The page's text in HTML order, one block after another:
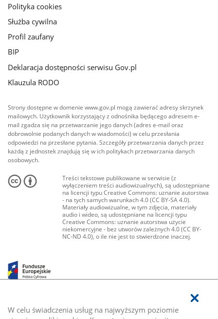
W celu świadczenia usług na najwyższym poziomie
Polityka cookies
Służba cywilna
Profil zaufany
BIP
Deklaracja dostępności serwisu Gov.pl
Klauzula RODO
Strony dostępne w domenie www.gov.pl mogą zawierać adresy skrzynek
mailowych. Użytkownik korzystający z odnośnika będącego adresem e-
mail zgadza się na przetwarzanie jego danych (adres e-mail oraz
dobrowolnie podanych danych w wiadomości) w celu przesłania
odpowiedzi na przesłane pytania. Szczegóły przetwarzania danych przez
każdą z jednostek znajdują się w ich politykach przetwarzania danych
osobowych.
Treści tekstowe publikowane w serwisie (z
wyłączeniem treści audiowizualnych), są udostępniane
na licencji typu Creative Commons: uznanie autorstwa
- na tych samych warunkach 4.0 (CC BY-SA 4.0).
Materiały audiowizualne, w tym zdjęcia, materiały
audio i wideo, są udostępniane na licencji typu
Creative Commons: uznanie autorstwa użycie
niekomercyjne - bez utworów zależnych 4.0 (CC BY-
NC-ND 4.0), o ile nie jest to stwierdzone inaczej.